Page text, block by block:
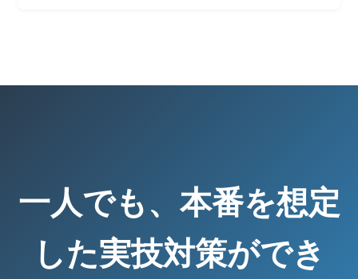
一人でも、本番を想定
した実技対策ができ